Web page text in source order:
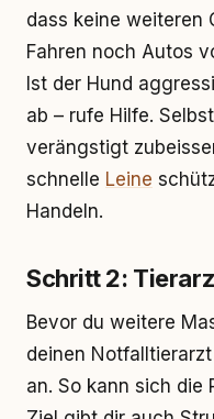
dass keine weiteren
Fahren noch Autos
Ist der Hund
ab – rufe Hilfe.
verängstigt
schnelle Leine
Handeln.
Schritt 2:
Bevor du weitere
deinen
an. So kann sich die